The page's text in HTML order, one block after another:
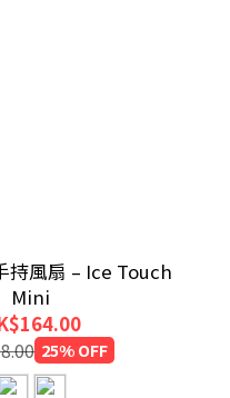
持風扇 – Ice Touch
Mini
25% OFF